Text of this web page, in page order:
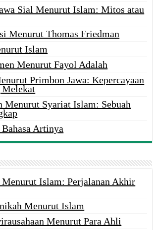
Sial Menurut Islam: Mitos atau
Menurut Thomas Friedman
Islam
Menurut Fayol Adalah
Primbon Jawa: Kepercayaan
Melekat
Menurut Syariat Islam: Sebuah
Artinya
Menurut Islam: Perjalanan Akhir
Menurut Islam
Menurut Para Ahli